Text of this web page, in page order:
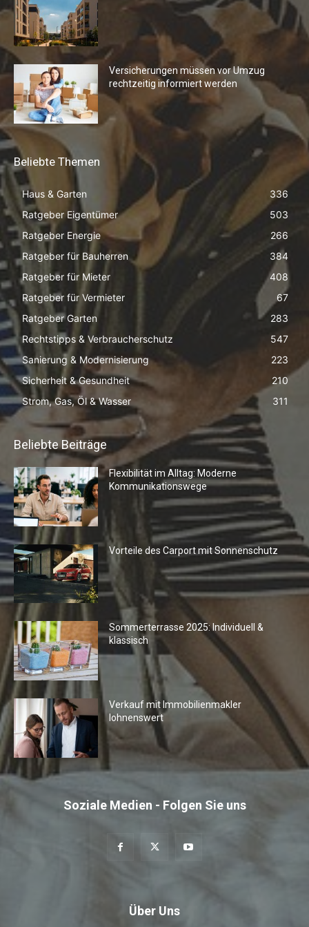
Versicherungen müssen vor Umzug
rechtzeitig informiert werden
Beliebte Themen
Haus & Garten
336
Ratgeber Eigentümer
503
Ratgeber Energie
266
Ratgeber für Bauherren
384
Ratgeber für Mieter
408
Ratgeber für Vermieter
67
Ratgeber Garten
283
Rechtstipps & Verbraucherschutz
547
Sanierung & Modernisierung
223
Sicherheit & Gesundheit
210
Strom, Gas, Öl & Wasser
311
Beliebte Beiträge
Flexibilität im Alltag: Moderne
Kommunikationswege
Vorteile des Carport mit Sonnenschutz
Sommerterrasse 2025: Individuell &
klassisch
Verkauf mit Immobilienmakler
lohnenswert
Soziale Medien - Folgen Sie uns
Über Uns